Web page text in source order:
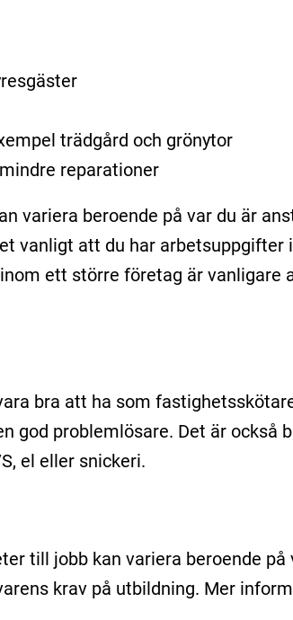
trädgård och grönytor
reparationer
variera beroende på var du är
vanligt att du har arbetsuppgifter
ett större företag är vanligare
bra att ha som
god problemlösare. Det är också
el eller snickeri.
till jobb kan variera beroende på
krav på utbildning. Mer